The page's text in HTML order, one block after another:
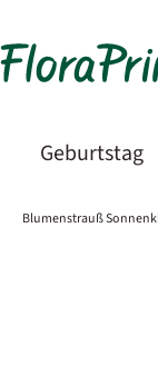
Geburtstag
Blumenstrauß